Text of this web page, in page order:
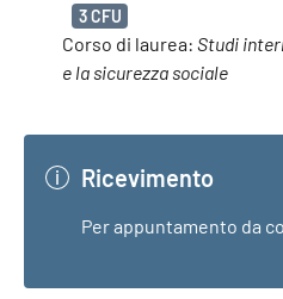
3 CFU
Corso di laurea: Studi
e la sicurezza sociale
Ricevimento
Per appuntamento da